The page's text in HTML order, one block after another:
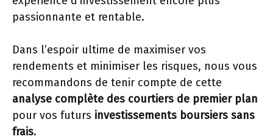
passionnante et rentable.
Dans l’espoir ultime de maximiser vos
rendements et minimiser les risques, nous vous
recommandons de tenir compte de cette
analyse complète des courtiers de premier plan
pour vos futurs investissements boursiers sans
frais.